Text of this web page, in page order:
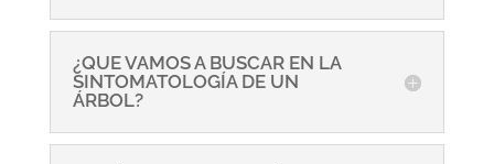
¿QUE VAMOS A BUSCAR EN LA
SINTOMATOLOGÍA DE UN
ÁRBOL?